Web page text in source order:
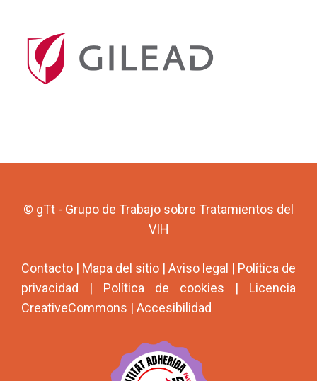
© gTt - Grupo de Trabajo sobre Tratamientos del
VIH
Contacto | Mapa del sitio | Aviso legal | Política de
privacidad | Política de cookies | Licencia
CreativeCommons | Accesibilidad